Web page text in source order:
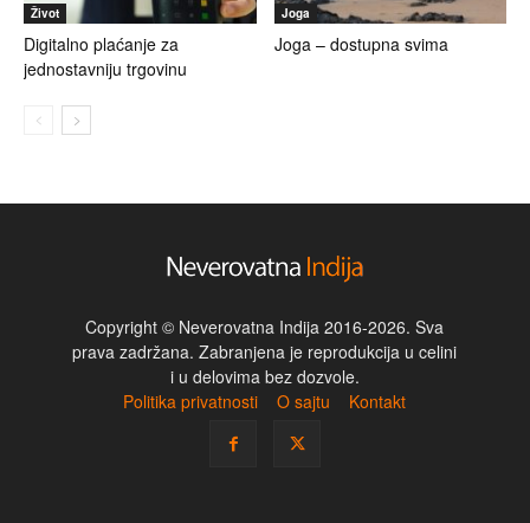
Život
Digitalno plaćanje za
jednostavniju trgovinu
Joga
Joga – dostupna svima
Copyright © Neverovatna Indija 2016-2026. Sva
prava zadržana. Zabranjena je reprodukcija u celini
i u delovima bez dozvole.
Politika privatnosti
O sajtu Kontakt